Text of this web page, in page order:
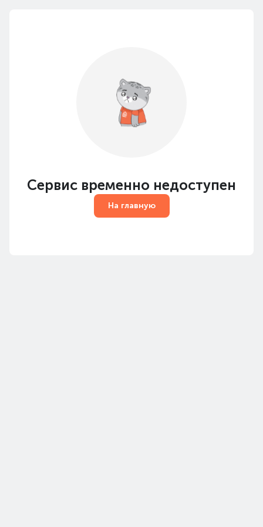
Сервис временно недоступен
На главную